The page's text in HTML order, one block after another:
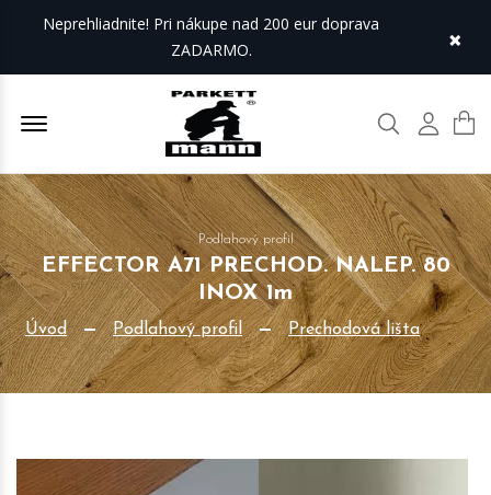
Neprehliadnite! Pri nákupe nad 200 eur doprava
ZADARMO.
×
Offcanvas Menu Open Hľadať Môj
Podlahový profil
EFFECTOR A71 PRECHOD. NALEP. 80
INOX 1m
Úvod Podlahový profil Prechodová lišta